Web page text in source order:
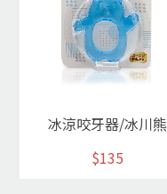
冰涼咬牙器/冰川熊
$135